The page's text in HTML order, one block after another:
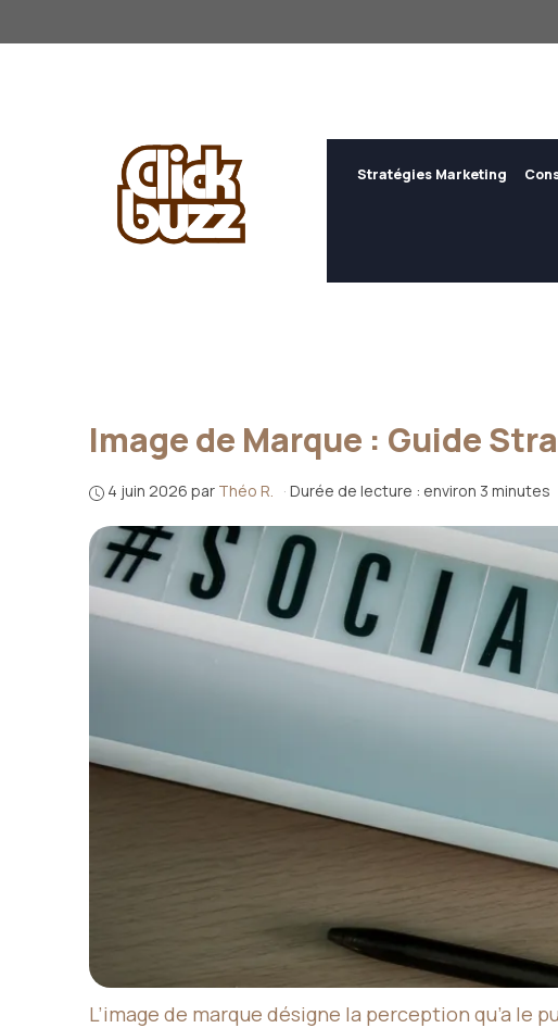
au
Stratégies Marketing
Image de Marque : Guide
4 juin 2026 par Théo R. · Durée de lecture : environ 3 minutes
L’image de marque désigne la perception qu’a le